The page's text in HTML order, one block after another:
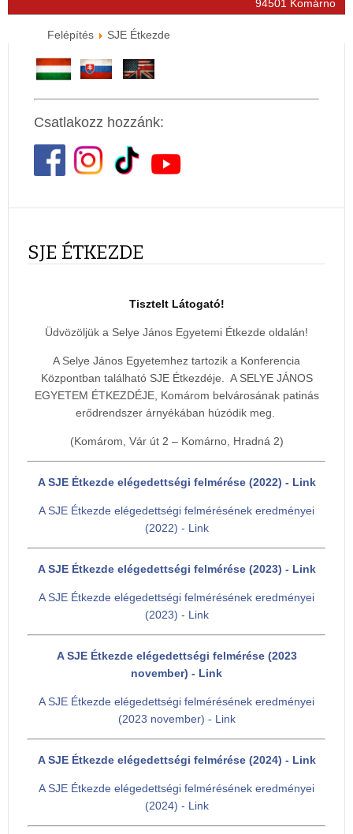
94501 Komárno
Felépítés SJE Étkezde
Csatlakozz hozzánk:
SJE ÉTKEZDE
Tisztelt Látogató!
Üdvözöljük a Selye János Egyetemi Étkezde oldalán!
A Selye János Egyetemhez tartozik a Konferencia
Központban található SJE Étkezdéje. A SELYE JÁNOS
EGYETEM ÉTKEZDÉJE, Komárom belvárosának patinás
erődrendszer árnyékában húzódik meg.
(Komárom, Vár út 2 – Komárno, Hradná 2)
A SJE Étkezde elégedettségi felmérése (2022) - Link
A SJE Étkezde elégedettségi felmérésének eredményei
(2022) - Link
A SJE Étkezde elégedettségi felmérése (2023) - Link
A SJE Étkezde elégedettségi felmérésének eredményei
(2023) - Link
A SJE Étkezde elégedettségi felmérése (2023
november) - Link
A SJE Étkezde elégedettségi felmérésének eredményei
(2023 november) - Link
A SJE Étkezde elégedettségi felmérése (2024) - Link
A SJE Étkezde elégedettségi felmérésének eredményei
(2024) - Link